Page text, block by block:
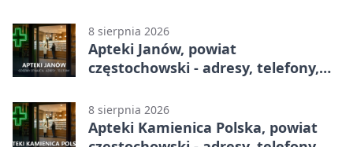
8 sierpnia 2026
Apteki Janów, powiat
częstochowski - adresy, telefony,
8 sierpnia 2026
Apteki Kamienica Polska, powiat